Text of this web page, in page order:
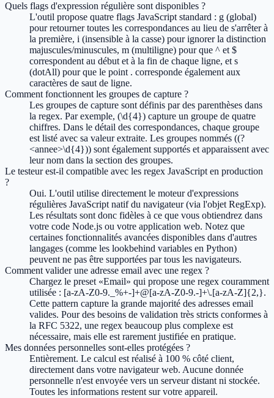
Quels flags d'expression régulière sont disponibles ?
L'outil propose quatre flags JavaScript standard : g (global)
pour retourner toutes les correspondances au lieu de s'arrêter à
la première, i (insensible à la casse) pour ignorer la distinction
majuscules/minuscules, m (multiligne) pour que ^ et $
correspondent au début et à la fin de chaque ligne, et s
(dotAll) pour que le point . corresponde également aux
caractères de saut de ligne.
Comment fonctionnent les groupes de capture ?
Les groupes de capture sont définis par des parenthèses dans
la regex. Par exemple, (\d{4}) capture un groupe de quatre
chiffres. Dans le détail des correspondances, chaque groupe
est listé avec sa valeur extraite. Les groupes nommés ((?
<annee>\d{4})) sont également supportés et apparaissent avec
leur nom dans la section des groupes.
Le testeur est-il compatible avec les regex JavaScript en production
?
Oui. L'outil utilise directement le moteur d'expressions
régulières JavaScript natif du navigateur (via l'objet RegExp).
Les résultats sont donc fidèles à ce que vous obtiendrez dans
votre code Node.js ou votre application web. Notez que
certaines fonctionnalités avancées disponibles dans d'autres
langages (comme les lookbehind variables en Python)
peuvent ne pas être supportées par tous les navigateurs.
Comment valider une adresse email avec une regex ?
Chargez le preset «Email» qui propose une regex couramment
utilisée : [a-zA-Z0-9._%+-]+@[a-zA-Z0-9.-]+\.[a-zA-Z]{2,}.
Cette pattern capture la grande majorité des adresses email
valides. Pour des besoins de validation très stricts conformes à
la RFC 5322, une regex beaucoup plus complexe est
nécessaire, mais elle est rarement justifiée en pratique.
Mes données personnelles sont-elles protégées ?
Entièrement. Le calcul est réalisé à 100 % côté client,
directement dans votre navigateur web. Aucune donnée
personnelle n'est envoyée vers un serveur distant ni stockée.
Toutes les informations restent sur votre appareil.